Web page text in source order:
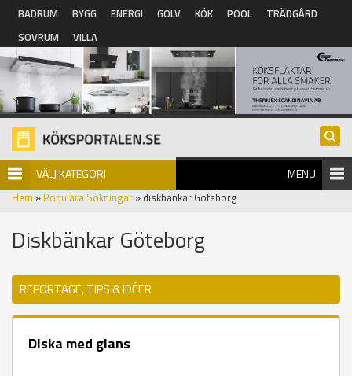
Hoppa till huvudinnehåll
BADRUM BYGG ENERGI GOLV KÖK POOL
TRÄDGÅRD
SOVRUM
VILLA
VÄLJ KATEGORI MENU
Hem » Populära Sökningar » diskbänkar Göteborg
Diskbänkar Göteborg
REPORTAGE, TIPS & IDÉER
Diska med glans